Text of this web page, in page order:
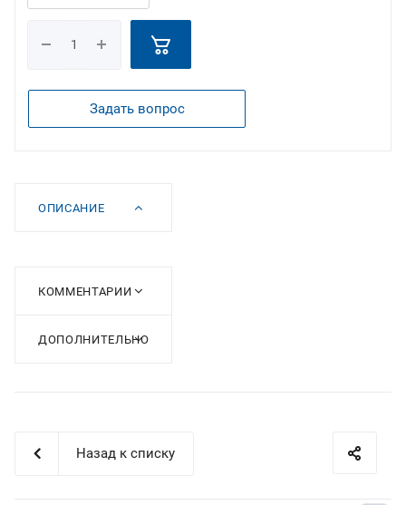
Задать вопрос
ОПИСАНИЕ
КОММЕНТАРИИ
ДОПОЛНИТЕЛЬНО
Назад к списку